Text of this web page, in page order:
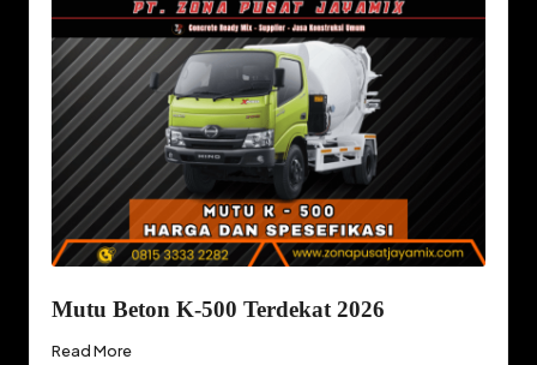
Mutu Beton K-500 Terdekat 2026
Read More